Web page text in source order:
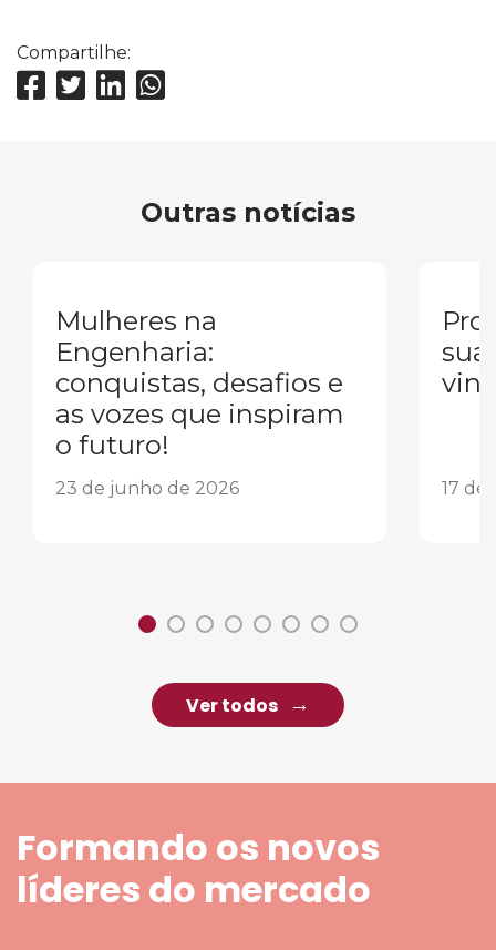
Compartilhe:
Outras notícias
Mulheres na
Engenharia:
conquistas, desafios e
as vozes que inspiram
o futuro!
23 de junho de 2026
sua
17 de
Ver todos
Formando os novos
líderes do mercado